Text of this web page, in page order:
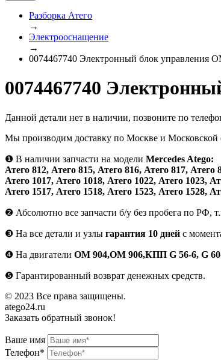
Разборка Атего
→
Электрооснащение
→
0074467740 Электронный блок управления
0074467740
Данной детали нет в наличии, позвоните по
Мы производим доставку по Москве и Московской
❶ В наличии запчасти на модели Mercedes Atego:
Атего 812, Атего 815, Атего 816, Атего 817, Атего
Атего 1017, Атего 1018, Атего 1022, Атего 1023,
Атего 1517, Атего 1518, Атего 1523, Атего 1528,
❷ Абсолютно все запчасти б/у без пробега по РФ,
❸ На все детали и узлы гарантия 10 дней с
❹ На двигатели ОМ 904,ОМ 906,КПП G 56-6, G 60-
❺ Гарантированный возврат денежных средств.
© 2023 Все права защищены.
atego24.ru
Заказать обратный звонок!
Ваше имя
Телефон*